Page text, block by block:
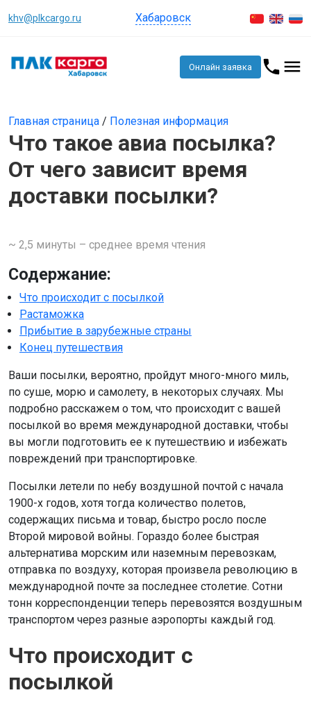
khv@plkcargo.ru Хабаровск
Онлайн заявка
Главная страница / Полезная информация
Что такое авиа посылка?
От чего зависит время
доставки посылки?
~ 2,5 минуты – среднее время чтения
Содержание:
Что происходит с посылкой
Растаможка
Прибытие в зарубежные страны
Конец путешествия
Ваши посылки, вероятно, пройдут много-много миль,
по суше, морю и самолету, в некоторых случаях. Мы
подробно расскажем о том, что происходит с вашей
посылкой во время международной доставки, чтобы
вы могли подготовить ее к путешествию и избежать
повреждений при транспортировке.
Посылки летели по небу воздушной почтой с начала
1900-х годов, хотя тогда количество полетов,
содержащих письма и товар, быстро росло после
Второй мировой войны. Гораздо более быстрая
альтернатива морским или наземным перевозкам,
отправка по воздуху, которая произвела революцию в
международной почте за последнее столетие. Сотни
тонн корреспонденции теперь перевозятся воздушным
транспортом через разные аэропорты каждый год.
Что происходит с
посылкой